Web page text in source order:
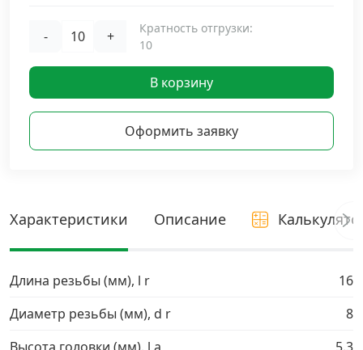
Химический крепеж ›
Гвозди и скобы ›
Грузовой крепеж
Кронштейны и крюки хозяйственные
- +
Кратность отгрузки:
10
В корзину
Оформить заявку
Характеристики Описание
Длина резьбы (мм), l r
16
Диаметр резьбы (мм), d r
8